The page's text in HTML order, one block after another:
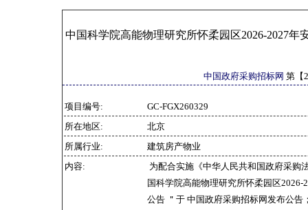
中国科学院高能物理研究所怀柔园区2026-2027
中国政府采购招标网 第【
项目编号:
GC-FGX260329
所在地区:
北京
所属行业:
建筑房产物业
内容:
为配合实施《中华人民共和国政府采购
国科学院高能物理研究所怀柔园区
公告 ＂于 中国政府采购招标网发布公